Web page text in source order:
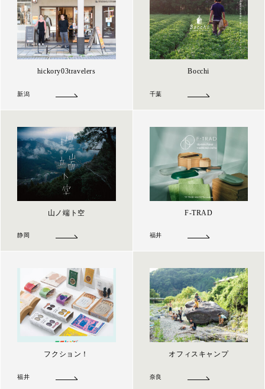
hickory03travelers
新潟
Bocchi
千葉
山ノ端ト空
静岡
F-TRAD
福井
フクション！
福井
オフィスキャンプ
奈良